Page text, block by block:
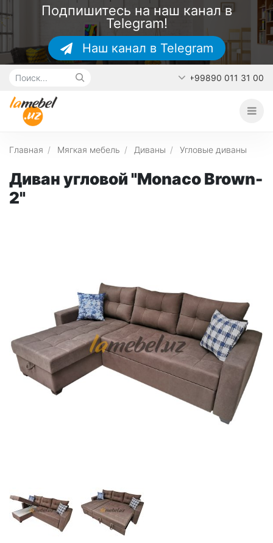
Подпишитесь на наш канал в
Telegram!
Наш канал в Telegram
Наши работы
+99890 011 31 00
Главная Мягкая мебель Диваны Угловые диваны
Диван угловой "Monaco Brown-
2"